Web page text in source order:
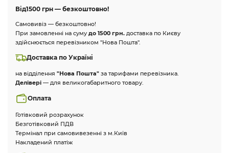
Від1500 грн — безкоштовно!
Самовивіз — безкоштовно!
При замовленні на суму до 1500 грн. доставка по Києву
здійснюється перевізником "Нова Пошта".
Доставка по Україні
на відділення "Нова Пошта" за тарифами перевізника.
Делівері — для великогабаритного товару.
Оплата
Готівковий розрахунок
Безготівковий ПДВ
Термінал при самовивезенні з м.Київ
Накладений платіж